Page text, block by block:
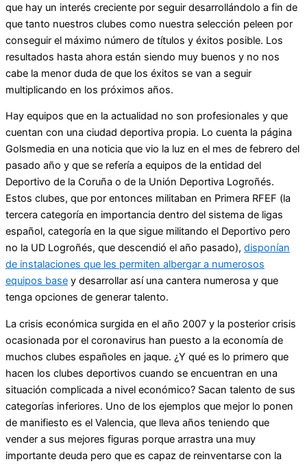
que hay un interés creciente por seguir desarrollándolo a fin de
que tanto nuestros clubes como nuestra selección peleen por
conseguir el máximo número de títulos y éxitos posible. Los
resultados hasta ahora están siendo muy buenos y no nos
cabe la menor duda de que los éxitos se van a seguir
multiplicando en los próximos años.
Hay equipos que en la actualidad no son profesionales y que
cuentan con una ciudad deportiva propia. Lo cuenta la página
Golsmedia en una noticia que vio la luz en el mes de febrero del
pasado año y que se refería a equipos de la entidad del
Deportivo de la Coruña o de la Unión Deportiva Logroñés.
Estos clubes, que por entonces militaban en Primera RFEF (la
tercera categoría en importancia dentro del sistema de ligas
español, categoría en la que sigue militando el Deportivo pero
no la UD Logroñés, que descendió el año pasado), disponían
de instalaciones que les permiten albergar a numerosos
equipos base y desarrollar así una cantera numerosa y que
tenga opciones de generar talento.
La crisis económica surgida en el año 2007 y la posterior crisis
ocasionada por el coronavirus han puesto a la economía de
muchos clubes españoles en jaque. ¿Y qué es lo primero que
hacen los clubes deportivos cuando se encuentran en una
situación complicada a nivel económico? Sacan talento de sus
categorías inferiores. Uno de los ejemplos que mejor lo ponen
de manifiesto es el Valencia, que lleva años teniendo que
vender a sus mejores figuras porque arrastra una muy
importante deuda pero que es capaz de reinventarse con la